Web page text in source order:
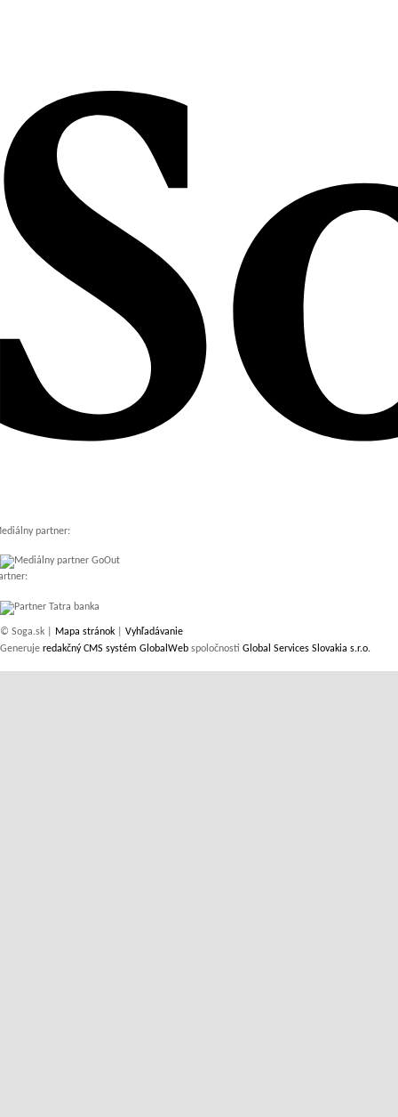
partner:
© Soga.sk | Mapa stránok
Vyhľadávanie
Generuje redakčný CMS systém GlobalWeb spoločnosti Global Services Slovakia s.r.o.